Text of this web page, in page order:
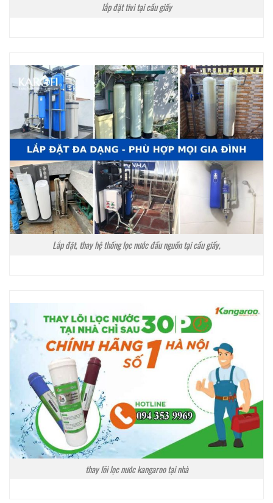
lắp đặt tivi tại cầu giấy
Lắp đặt, thay hệ thống lọc nước đầu nguồn tại cầu giấy,
thay lõi lọc nước kangaroo tại nhà